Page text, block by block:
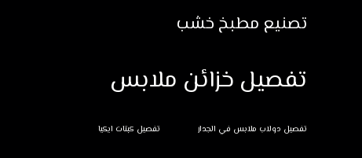
تصنيع مطبخ خشب
تفصيل خزائن ملابس
تفصيل دولاب ملابس في الجدار تفصيل كبتات ايكيا